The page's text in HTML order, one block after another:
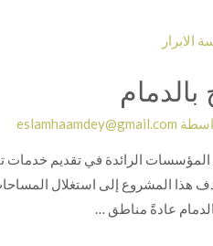
eslamhaamdey@gmail.com
المؤسسات الرائدة في تقديم
هذا المشروع إلى استغلال
عادةً مناطق …